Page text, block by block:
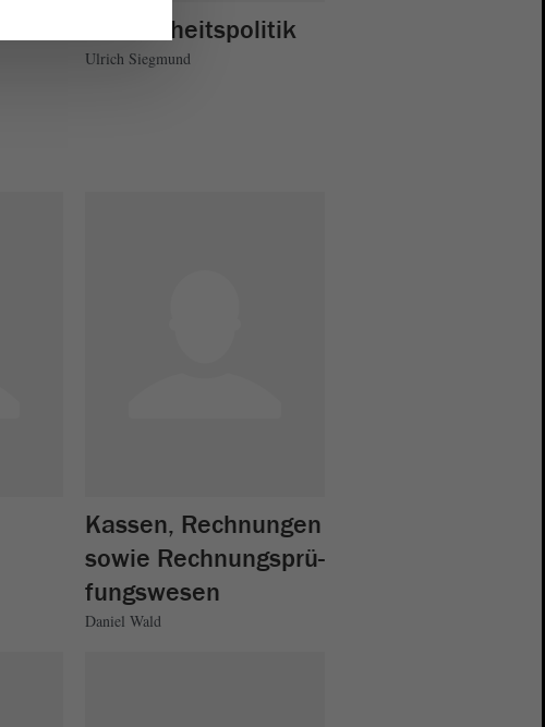
Gesundheitspolitik
Ulrich Siegmund
Kassen, Rechnungen
sowie Rechnungsprü-
fungswesen
Daniel Wald